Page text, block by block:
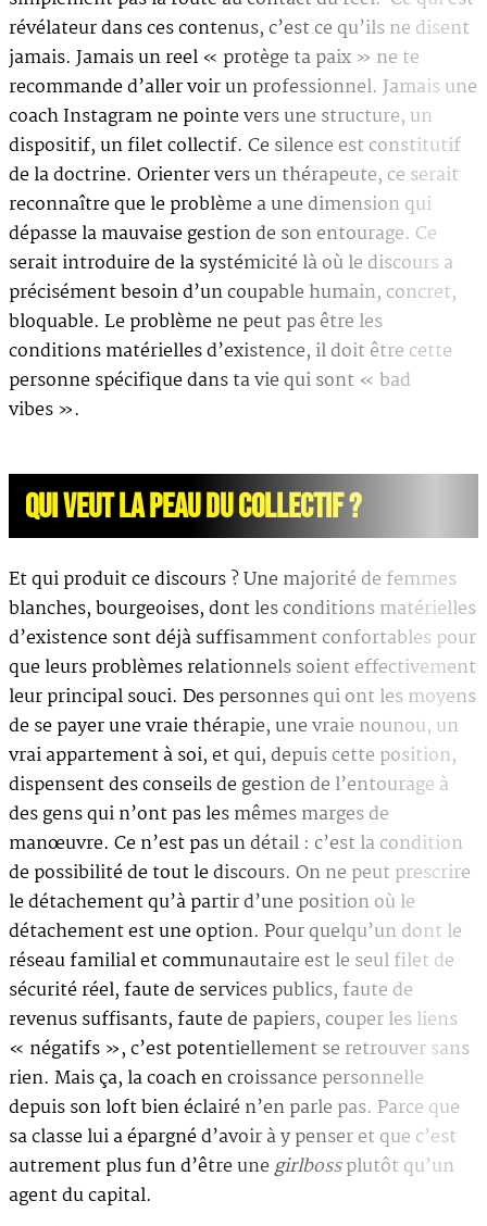
révélateur dans ces contenus, c’est ce qu’ils ne disent
jamais. Jamais un reel « protège ta paix » ne te
recommande d’aller voir un professionnel. Jamais une
coach Instagram ne pointe vers une structure, un
dispositif, un filet collectif. Ce silence est constitutif
de la doctrine. Orienter vers un thérapeute, ce serait
reconnaître que le problème a une dimension qui
dépasse la mauvaise gestion de son entourage. Ce
serait introduire de la systémicité là où le discours a
précisément besoin d’un coupable humain, concret,
bloquable. Le problème ne peut pas être les
conditions matérielles d’existence, il doit être cette
personne spécifique dans ta vie qui sont « bad
vibes ».
QUI VEUT LA PEAU DU COLLECTIF ?
Et qui produit ce discours ? Une majorité de femmes
blanches, bourgeoises, dont les conditions matérielles
d’existence sont déjà suffisamment confortables pour
que leurs problèmes relationnels soient effectivement
leur principal souci. Des personnes qui ont les moyens
de se payer une vraie thérapie, une vraie nounou, un
vrai appartement à soi, et qui, depuis cette position,
dispensent des conseils de gestion de l’entourage à
des gens qui n’ont pas les mêmes marges de
manœuvre. Ce n’est pas un détail : c’est la condition
de possibilité de tout le discours. On ne peut prescrire
le détachement qu’à partir d’une position où le
détachement est une option. Pour quelqu’un dont le
réseau familial et communautaire est le seul filet de
sécurité réel, faute de services publics, faute de
revenus suffisants, faute de papiers, couper les liens
« négatifs », c’est potentiellement se retrouver sans
rien. Mais ça, la coach en croissance personnelle
depuis son loft bien éclairé n’en parle pas. Parce que
sa classe lui a épargné d’avoir à y penser et que c’est
autrement plus fun d’être unegirlbossplutôt qu’un
agent du capital.